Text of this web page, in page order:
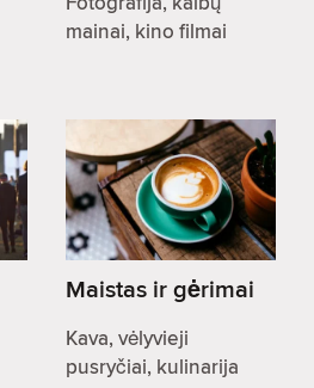
mainai, kino filmai
Maistas ir gėrimai
Kava, vėlyvieji
pusryčiai, kulinarija